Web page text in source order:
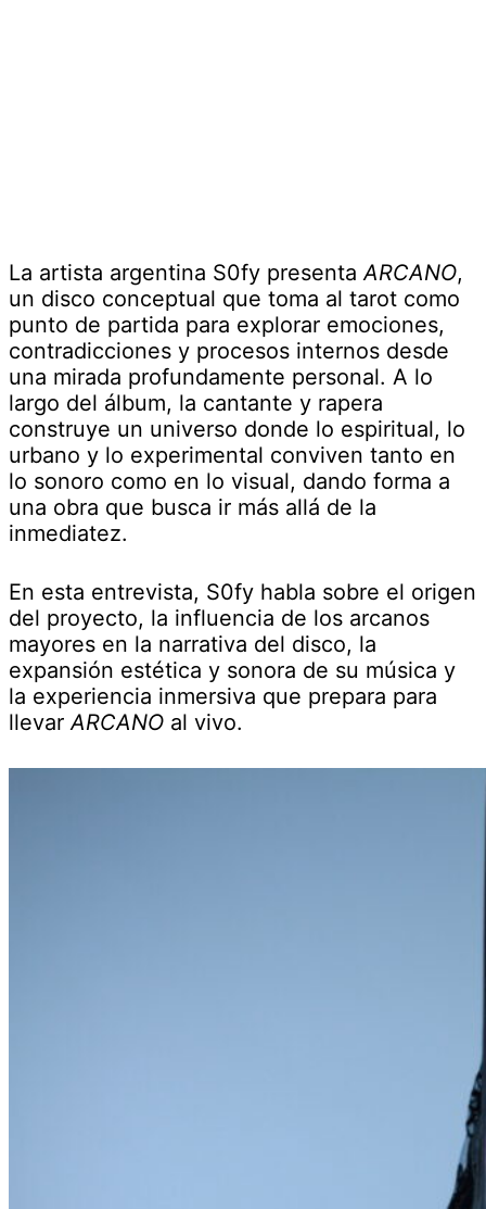
La artista argentina S0fy presentaARCANO,
un disco conceptual que toma al tarot como
punto de partida para explorar emociones,
contradicciones y procesos internos desde
una mirada profundamente personal. A lo
largo del álbum, la cantante y rapera
construye un universo donde lo espiritual, lo
urbano y lo experimental conviven tanto en
lo sonoro como en lo visual, dando forma a
una obra que busca ir más allá de la
inmediatez.
En esta entrevista, S0fy habla sobre el origen
del proyecto, la influencia de los arcanos
mayores en la narrativa del disco, la
expansión estética y sonora de su música y
la experiencia inmersiva que prepara para
llevarARCANO al vivo.